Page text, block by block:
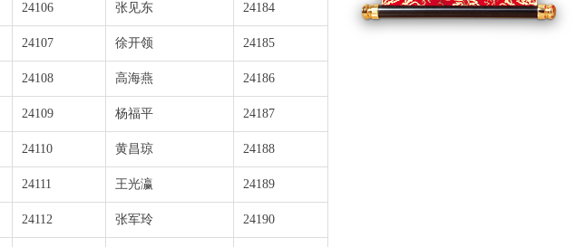
24106 张见东 24184
24107 徐开领 24185
24108 高海燕 24186
24109 杨福平 24187
24110 黄昌琼 24188
24111 王光瀛 24189
24112 张军玲 24190